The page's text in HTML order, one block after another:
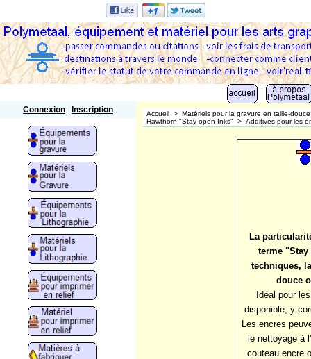
Connexion Inscription Accueil > Matériels pour la gravure en taille-douce
Hawthorn "Stay open Inks" > Additives pour les
La
terme "Stay
techniques,
douce
Idéal pour
disponible, y
Les encres
le nettoyage à
couteau encre